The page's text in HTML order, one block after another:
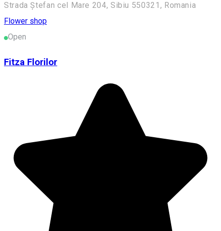
Strada Ștefan cel Mare 204, Sibiu 550321, Romania
Flower shop
Open
Fitza Florilor